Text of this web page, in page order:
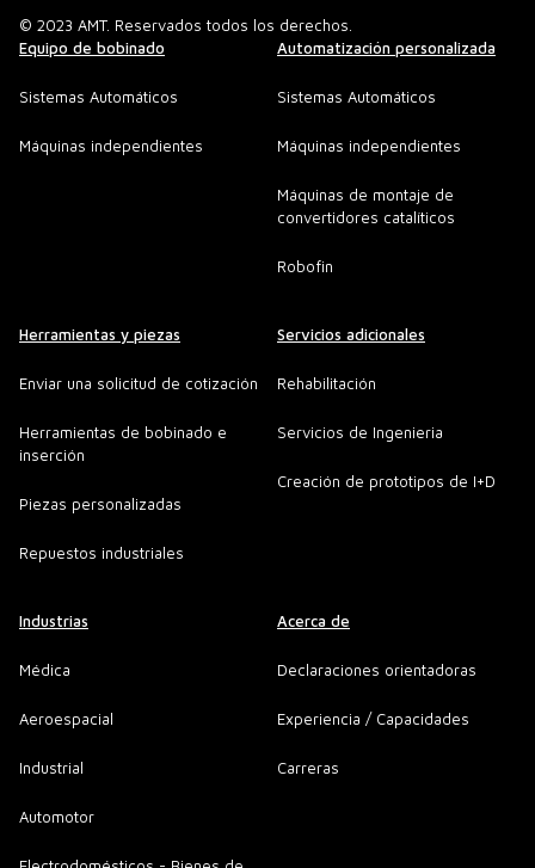
© 2023 AMT. Reservados todos los derechos.
Equipo de bobinado
Sistemas Automáticos
Máquinas independientes
Automatización personalizada
Sistemas Automáticos
Máquinas independientes
Máquinas de montaje de
convertidores catalíticos
Robofin
Herramientas y piezas
Enviar una solicitud de cotización
Herramientas de bobinado e
inserción
Piezas personalizadas
Repuestos industriales
Servicios adicionales
Rehabilitación
Servicios de Ingenieria
Creación de prototipos de I+D
Industrias
Médica
Aeroespacial
Industrial
Automotor
Acerca de
Declaraciones orientadoras
Experiencia / Capacidades
Carreras